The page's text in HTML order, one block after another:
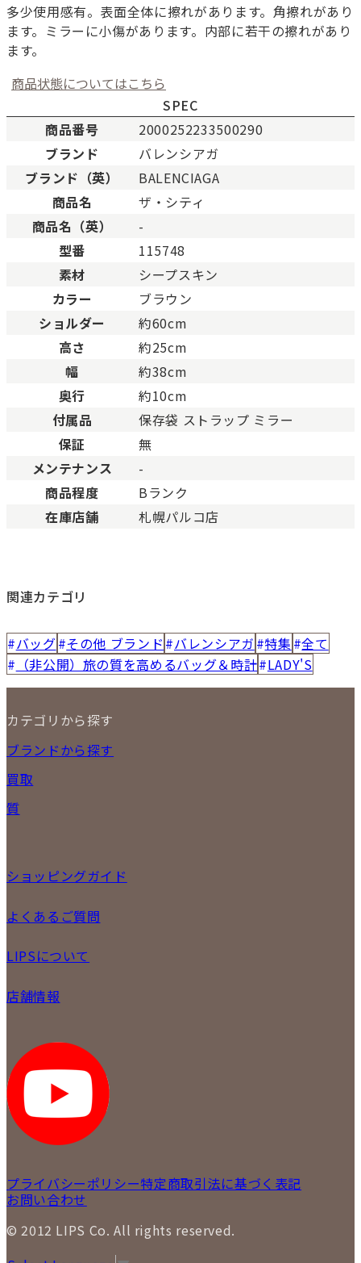
多少使用感有。表面全体に擦れがあります。角擦れがあり
ます。ミラーに小傷があります。内部に若干の擦れがあり
ます。
商品状態についてはこちら
新品
新品状態。
展示品などの未使用品。
SAランク
未使用同様品。数回使用した程度、もしくは新
態の商品。
僅かな傷、汚れはありますが比較的程度の良い商
ABランク少々使用感はありますが、キズや汚れが少なめ
態の良い商品。
一般的な使用感があり、傷・汚れがあるが使用に
い商品。
とても使用感のある商品。傷や汚れなどがあり、
合があります。
Cランク 色濃く使用感があり、傷や汚れが多く目立つ場合
す。
SPEC
商品番号
2000252233500290
ブランド
バレンシアガ
ブランド（英）
BALENCIAGA
商品名
ザ・シティ
商品名（英）
-
型番
115748
素材
シープスキン
カラー
ブラウン
ショルダー
約60cm
高さ
約25cm
幅
約38cm
奥行
約10cm
付属品
保存袋 ストラップ ミラー
保証
無
メンテナンス
-
商品程度
Bランク
在庫店舗
札幌パルコ店
関連カテゴリ
バッグ その他 ブランド バレンシアガ 特集 全て
（非公開）旅の質を高めるバッグ＆時計 LADY'S
カテゴリから探す
NEW ITEM
時計
小物
ブランドから探す
買取
宅配買取
委託販売
LINE査定
買取実績
質
ショッピングガイド
商品について
お支払いについて
保証について
よくあるご質問
商品について
質について
返品について
LIPSについて
各事業部の紹介
STAFFBLOG
SNS
店舗情報
LIPS 新宿店
LIPS 札幌パルコ店
LIPS 札幌白石店
LIPS 通信販売事業部
プライバシーポリシー特定商取引法に基づく表記
お問い合わせ
© 2012 LIPS Co. All rights reserved.